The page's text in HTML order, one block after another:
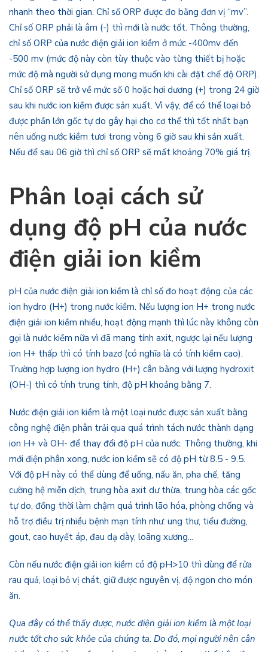
nhanh theo thời gian. Chỉ số ORP được đo bằng đơn vị “mv”.
Chỉ số ORP phải là âm (-) thì mới là nước tốt. Thông thường,
chỉ số ORP của nước điện giải ion kiềm ở mức -400mv đến
-500 mv (mức độ này còn tùy thuộc vào từng thiết bị hoặc
mức độ mà người sử dụng mong muốn khi cài đặt chế độ ORP).
Chỉ số ORP sẽ trở về mức số 0 hoặc hơi dương (+) trong 24 giờ
sau khi nước ion kiềm được sản xuất. Vì vậy, để có thể loại bỏ
được phần lớn gốc tự do gây hại cho cơ thể thì tốt nhất bạn
nên uống nước kiềm tươi trong vòng 6 giờ sau khi sản xuất.
Nếu để sau 06 giờ thì chỉ số ORP sẽ mất khoảng 70% giá trị.
Phân loại cách sử
dụng độ pH của nước
điện giải ion kiềm
pH của nước điện giải ion kiềm là chỉ số đo hoạt động của các
ion hydro (H+) trong nước kiềm. Nếu lượng ion H+ trong nước
điện giải ion kiềm nhiều, hoạt động mạnh thì lúc này không còn
gọi là nước kiềm nữa vì đã mang tính axit, ngược lại nếu lượng
ion H+ thấp thì có tính bazơ (có nghĩa là có tính kiềm cao).
Trường hợp lượng ion hydro (H+) cân bằng với lượng hydroxit
(OH-) thì có tính trung tính, độ pH khoảng bằng 7.
Nước điện giải ion kiềm là một loại nước được sản xuất bằng
công nghệ điện phân trải qua quá trình tách nước thành dạng
ion H+ và OH- để thay đổi độ pH của nước. Thông thường, khi
mới điện phân xong, nước ion kiềm sẽ có độ pH từ 8.5 - 9.5.
Với độ pH này có thể dùng để uống, nấu ăn, pha chế, tăng
cường hệ miễn dịch, trung hòa axit dư thừa, trung hòa các gốc
tự do, đồng thời làm chậm quá trình lão hóa, phòng chống và
hỗ trợ điều trị nhiều bệnh mạn tính như: ung thư, tiểu đường,
gout, cao huyết áp, đau dạ dày, loãng xương...
Còn nếu nước điện giải ion kiềm có độ pH>10 thì dùng để rửa
rau quả, loại bỏ vị chát, giữ được nguyên vị, độ ngon cho món
ăn.
Qua đây có thể thấy được, nước điện giải ion kiềm là một loại
nước tốt cho sức khỏe của chúng ta. Do đó, mọi người nên cân